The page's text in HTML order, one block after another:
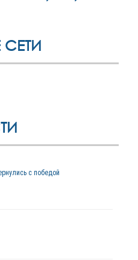
с победой